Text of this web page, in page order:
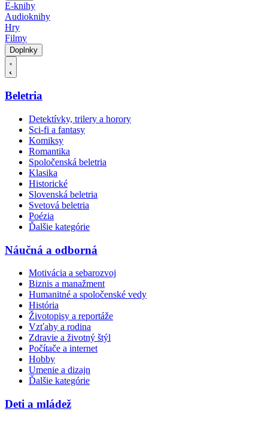
E-knihy
Audioknihy
Hry
Filmy
Doplnky
Beletria
Detektívky, trilery a horory
Sci-fi a fantasy
Komiksy
Romantika
Spoločenská beletria
Klasika
Historické
Slovenská beletria
Svetová beletria
Poézia
Ďalšie kategórie
Náučná a odborná
Motivácia a sebarozvoj
Biznis a manažment
Humanitné a spoločenské vedy
História
Životopisy a reportáže
Vzťahy a rodina
Zdravie a životný štýl
Počítače a internet
Hobby
Umenie a dizajn
Ďalšie kategórie
Deti a mládež